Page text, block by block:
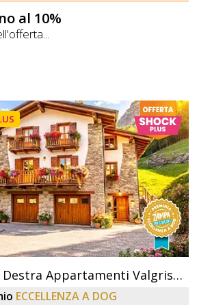
al 10%
Seconda Stella A Destra Appartamenti Valgrisenche
ECCELLENZA A DOG